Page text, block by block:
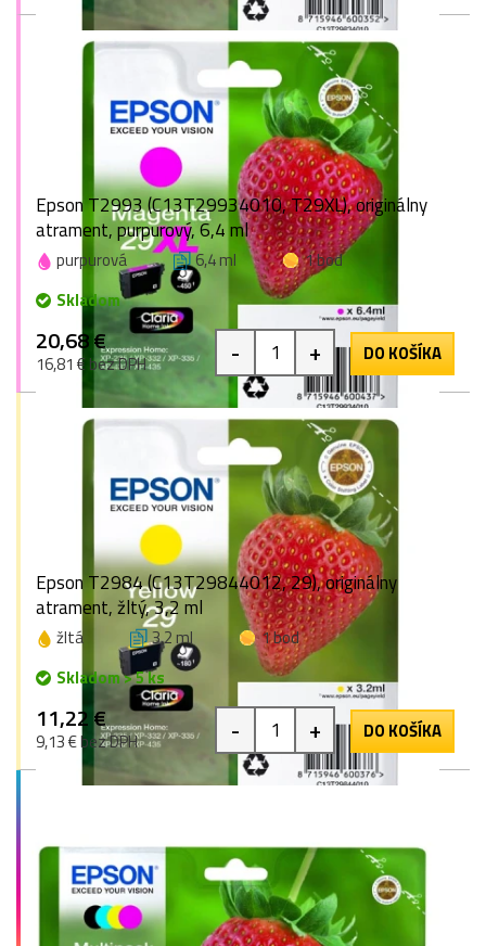
Epson T2993 (C13T29934010, T29XL), originálny
atrament, purpurový, 6,4 ml
purpurová 6,4 ml
1 bod
Skladom
20,68 €
16,81 € bez DPH - + DO KOŠÍKA
Epson T2984 (C13T29844012, 29), originálny
atrament, žltý, 3,2 ml
žltá 3,2 ml
1 bod
Skladom > 5 ks
11,22 €
9,13 € bez DPH - + DO KOŠÍKA